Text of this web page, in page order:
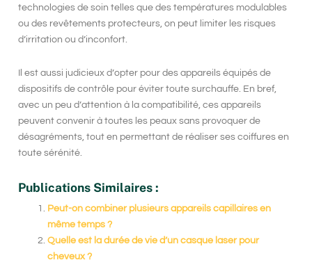
technologies de soin telles que des températures modulables
ou des revêtements protecteurs, on peut limiter les risques
d’irritation ou d’inconfort.
Il est aussi judicieux d’opter pour des appareils équipés de
dispositifs de contrôle pour éviter toute surchauffe. En bref,
avec un peu d’attention à la compatibilité, ces appareils
peuvent convenir à toutes les peaux sans provoquer de
désagréments, tout en permettant de réaliser ses coiffures en
toute sérénité.
Publications Similaires :
Peut-on combiner plusieurs appareils capillaires en
même temps ?
Quelle est la durée de vie d’un casque laser pour
cheveux ?